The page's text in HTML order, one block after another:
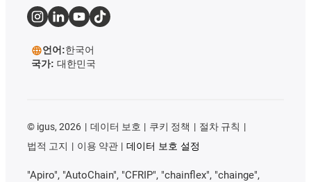
언어:한국어
국가: 대한민국
© igus, 2026 데이터 보호 쿠키 정책
절차 규칙
법적 고지
이용 약관 데이터 보호 설정
"Apiro", "AutoChain", "CFRIP", "chainflex", "chainge",